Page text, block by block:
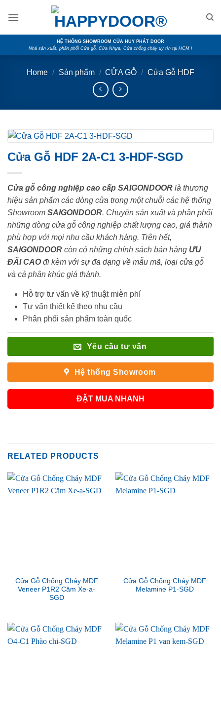
HỆ THỐNG SHOWROOM CỬA HUY PHÁT DOOR
Nhà sản xuất, phân phối Cửa gỗ, Cửa Nhựa, Cửa chống cháy uy tín tại HCM !
Home / Sản phẩm / CỬA GỖ / Cửa Gỗ HDF
Cửa Gỗ HDF 2A-C1 3-HDF-SGD
Cửa gỗ công nghiệp cao cấp SAIGONDOOR là thương
hiệu sản phẩm các dòng cửa trong một chuỗi các hệ thống
Showroom SAIGONDOOR. Chuyên sản xuất và phân phối
những dòng cửa gỗ công nghiệp chất lượng cao, giá thành
phù hợp với mọi nhu cầu khách hàng. Trên hết,
SAIGONDOOR còn có những chính sách bán hàng ƯU
ĐÃI CAOđi kèm với sự đa dạng về mẫu mã, loại cửa gỗ
và cả phân khúc giá thành.
Hỗ trợ tư vấn về kỹ thuật miễn phí
Tư vấn thiết kế theo nhu cầu
Phân phối sản phẩm toàn quốc
Yêu cầu tư vấn
Hệ thống Showroom
ĐẶT MUA NHANH
RELATED PRODUCTS
Cửa Gỗ Chống Cháy MDF
Veneer P1R2 Căm Xe-a-
SGD
Cửa Gỗ Chống Cháy MDF
Melamine P1-SGD